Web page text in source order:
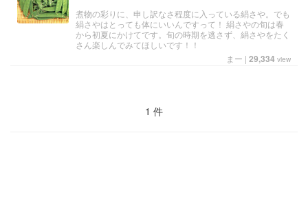
煮物の彩りに、申し訳なさ程度に入っている絹さや。でも
絹さやはとっても体にいいんですって！ 絹さやの旬は春
から初夏にかけてです。旬の時期を逃さず、絹さやをたく
さん楽しんでみてほしいです！！
まー | 29,334 view
1 件